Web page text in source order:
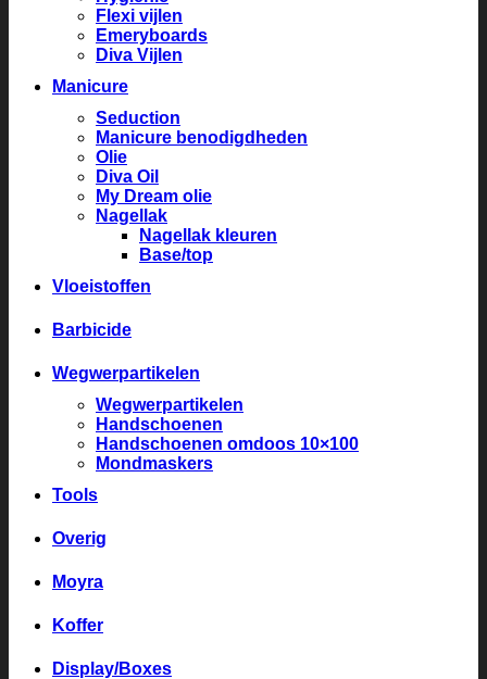
Flexi vijlen
Emeryboards
Diva Vijlen
Manicure
Seduction
Manicure benodigdheden
Olie
Diva Oil
My Dream olie
Nagellak
Nagellak kleuren
Base/top
Vloeistoffen
Barbicide
Wegwerpartikelen
Wegwerpartikelen
Handschoenen
Handschoenen omdoos 10×100
Mondmaskers
Tools
Overig
Moyra
Koffer
Display/Boxes